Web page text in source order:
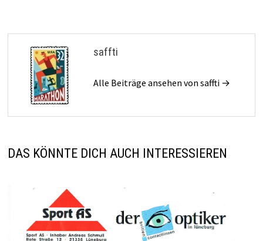
saffti
Alle Beiträge ansehen von saffti →
DAS KÖNNTE DICH AUCH INTERESSIEREN